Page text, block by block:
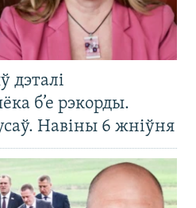
дэталі
б’е рэкорды.
Навіны 6 жніўня